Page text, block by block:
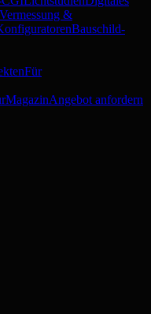
&
Bauschild-
Für
MagazinAngebot anfordern